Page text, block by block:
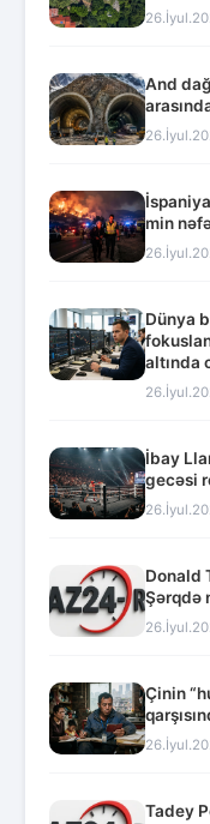
And
min
Dünya
altında
İbay
gecəsi
Donald
Şərqdə
Çinin
Tadey